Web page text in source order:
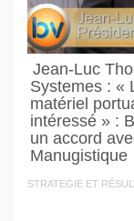
Jean-Luc
Systemes : «
matériel
intéressé » :
un accord
Manugistique
STRATEGIE ET